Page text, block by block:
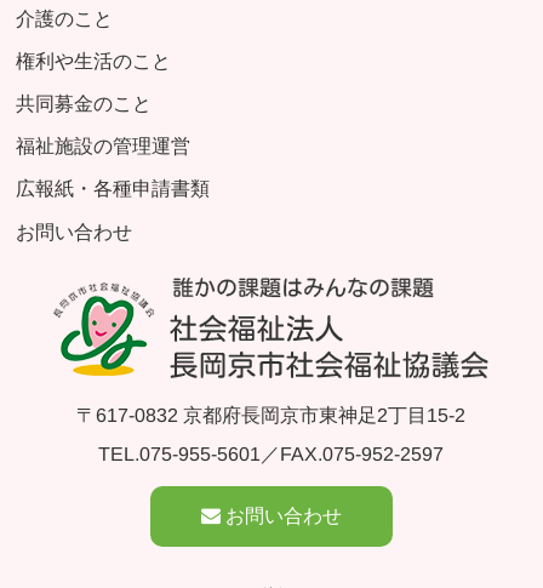
介護のこと
権利や生活のこと
共同募金のこと
福祉施設の管理運営
広報紙・各種申請書類
お問い合わせ
〒617-0832 京都府長岡京市東神足2丁目15-2
TEL.075-955-5601 ／FAX.075-952-2597
お問い合わせ